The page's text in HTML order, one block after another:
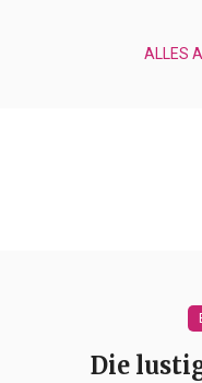
ALLES
Die